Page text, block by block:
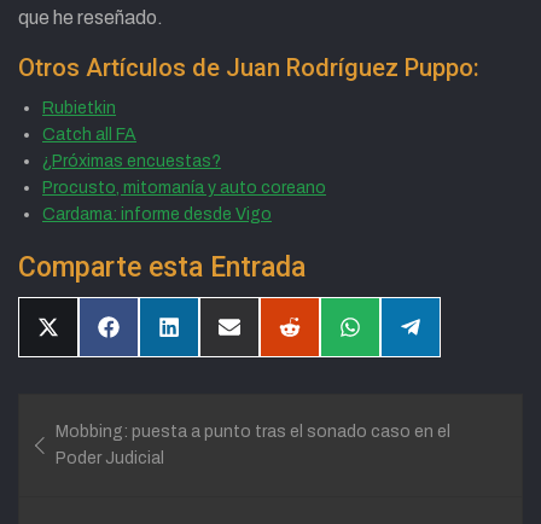
que he reseñado.
Otros Artículos de Juan Rodríguez Puppo:
Rubietkin
Catch all FA
¿Próximas encuestas?
Procusto, mitomanía y auto coreano
Cardama: informe desde Vigo
Comparte esta Entrada
CompartirCompartirCompartirCompartirCompartirCompartirCompartir
de
Mobbing: puesta a punto tras el sonado caso en el
Poder Judicial